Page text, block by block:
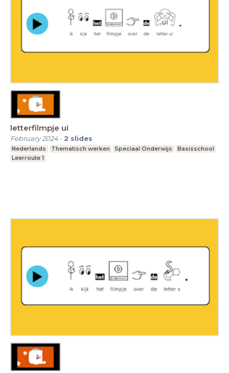
letterfilmpje ui
February 2024- 2 slides
Nederlands Thematisch werken Speciaal Onderwijs
Basisschool
Leerroute 1